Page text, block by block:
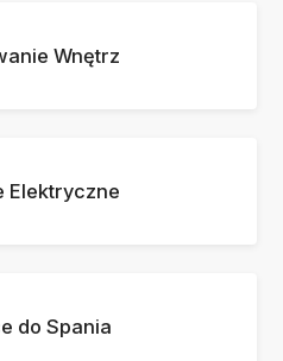
Wnętrz
Elektryczne
do Spania